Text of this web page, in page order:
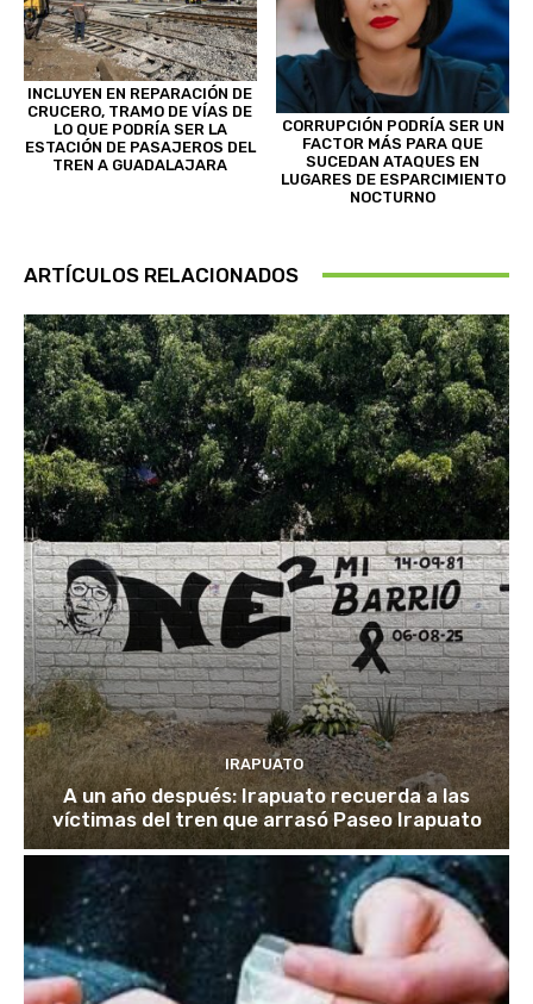
INCLUYEN EN REPARACIÓN DE
CRUCERO, TRAMO DE VÍAS DE
LO QUE PODRÍA SER LA
ESTACIÓN DE PASAJEROS DEL
TREN A GUADALAJARA
CORRUPCIÓN PODRÍA SER UN
FACTOR MÁS PARA QUE
SUCEDAN ATAQUES EN
LUGARES DE ESPARCIMIENTO
NOCTURNO
ARTÍCULOS RELACIONADOS
IRAPUATO
A un año después: Irapuato recuerda a las
víctimas del tren que arrasó Paseo Irapuato